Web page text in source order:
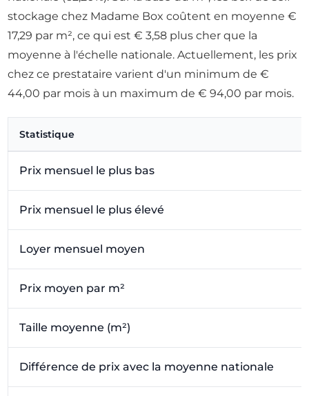
stockage chez Madame Box coûtent en moyenne €
17,29 par m², ce qui est € 3,58 plus cher que la
moyenne à l'échelle nationale. Actuellement, les prix
chez ce prestataire varient d'un minimum de €
44,00 par mois à un maximum de € 94,00 par mois.
Statistique
Prix mensuel le plus bas
Prix mensuel le plus élevé
Loyer mensuel moyen
Prix moyen par m²
Taille moyenne (m²)
Différence de prix avec la moyenne nationale